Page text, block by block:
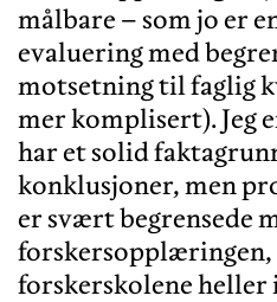
målbare – som jo er
evaluering med
motsetning til faglig
mer komplisert). Jeg
har et solid
konklusjoner, men
er svært begrensede
forskersopplæringen,
forskerskolene heller